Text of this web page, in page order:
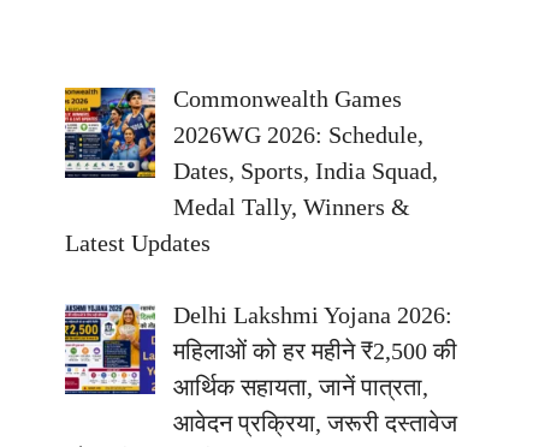
Commonwealth Games
2026WG 2026: Schedule,
Dates, Sports, India Squad,
Medal Tally, Winners &
Latest Updates
Delhi Lakshmi Yojana 2026:
महिलाओं को हर महीने ₹2,500 की
आर्थिक सहायता, जानें पात्रता,
आवेदन प्रक्रिया, जरूरी दस्तावेज